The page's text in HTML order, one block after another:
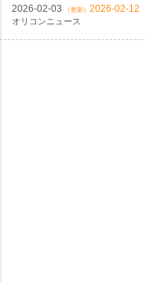
2026-02-03 （更新） 2026-02-12
オリコンニュース